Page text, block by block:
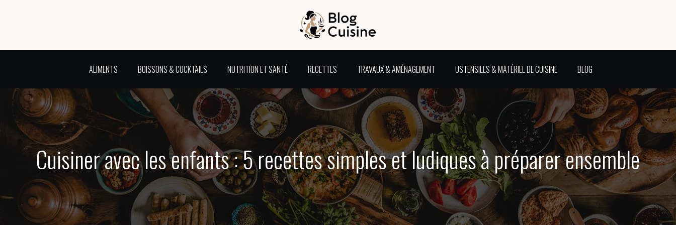
ALIMENTS BOISSONS & COCKTAILS NUTRITION ET SANTÉ RECETTES TRAVAUX & AMÉNAGEMENT USTENSILES & MATÉRIEL DE CUISINE BLOG
Cuisiner avec les enfants : 5 recettes simples et ludiques à préparer ensemble